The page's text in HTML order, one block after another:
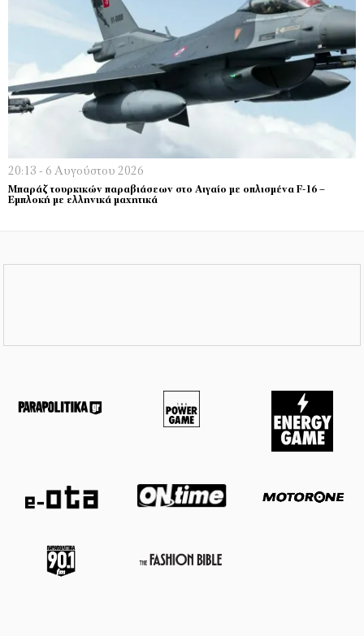
20:13 - 6 Αυγούστου 2026
Μπαράζ τουρκικών παραβιάσεων στο Αιγαίο με οπλισμένα F-16 –
Εμπλοκή με ελληνικά μαχητικά